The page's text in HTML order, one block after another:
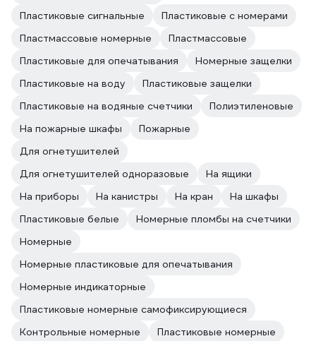
Пластиковые сигнальные
Пластиковые с номерами
Пластмассовые номерные
Пластмассовые
Пластиковые для опечатывания
Номерные защелки
Пластиковые на воду
Пластиковые защелки
Пластиковые на водяные счетчики
Полиэтиленовые
На пожарные шкафы
Пожарные
Для огнетушителей
Для огнетушителей одноразовые
На ящики
На приборы
На канистры На кран
На шкафы
Пластиковые белые
Номерные пломбы на счетчики
Номерные
Номерные пластиковые для опечатывания
Номерные индикаторные
Пластиковые номерные самофиксирующиеся
Контрольные номерные
Пластиковые номерные